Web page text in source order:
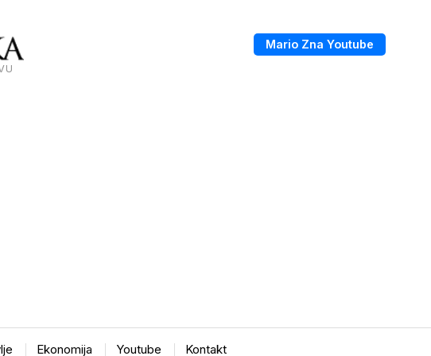
Mario Zna Youtube
Ekonomija Youtube Kontakt